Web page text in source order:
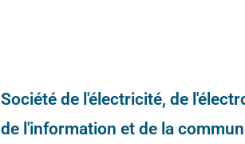
Société de l'électricité, de
de l'information et de la